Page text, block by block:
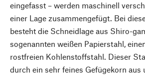
eingefasst – werden maschinell
einer Lage zusammengefügt. Bei
besteht die Schneidlage aus Shiro-
sogenannten weißen Papierstahl,
rostfreien Kohlenstoffstahl. Dieser
durch ein sehr feines Gefügekorn aus